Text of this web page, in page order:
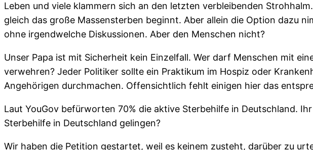
Leben und viele klammern sich an den letzten verbleibenden
gleich das große Massensterben beginnt. Aber allein die Option dazu
ohne irgendwelche Diskussionen. Aber den Menschen nicht?
Unser Papa ist mit Sicherheit kein Einzelfall. Wer darf Menschen mit
verwehren? Jeder Politiker sollte ein Praktikum im Hospiz oder
Angehörigen durchmachen. Offensichtlich fehlt einigen hier das
Laut YouGov befürworten 70% die aktive Sterbehilfe in Deutschland.
Sterbehilfe in Deutschland gelingen?
Wir haben die Petition gestartet, weil es keinem zusteht, darüber zu